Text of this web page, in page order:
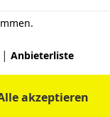
| Anbieterliste
akzeptieren